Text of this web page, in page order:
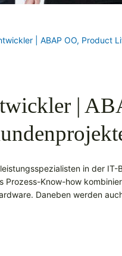
| ABAP OO,
|
in der
Prozess-Know-how
Daneben werden